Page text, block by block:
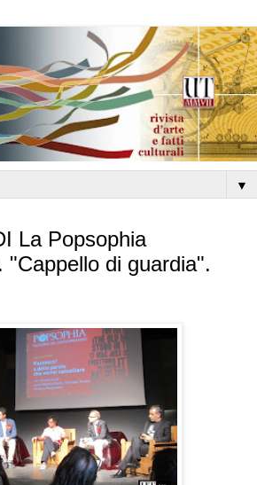
▼
La Popsophia
"Cappello di guardia".